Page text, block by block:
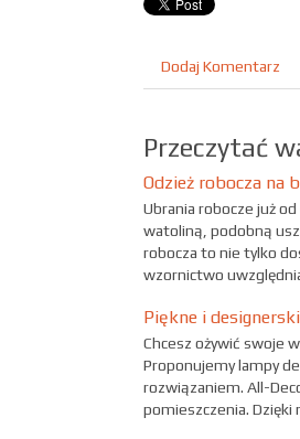
Dodaj Komentarz
Przeczytać
Odzież robocza na
Ubrania robocze już
watoliną, podobną
robocza to nie tylko
wzornictwo
Piękne i
Chcesz ożywić swoje
Proponujemy lampy
rozwiązaniem. All-
pomieszczenia. Dzięki